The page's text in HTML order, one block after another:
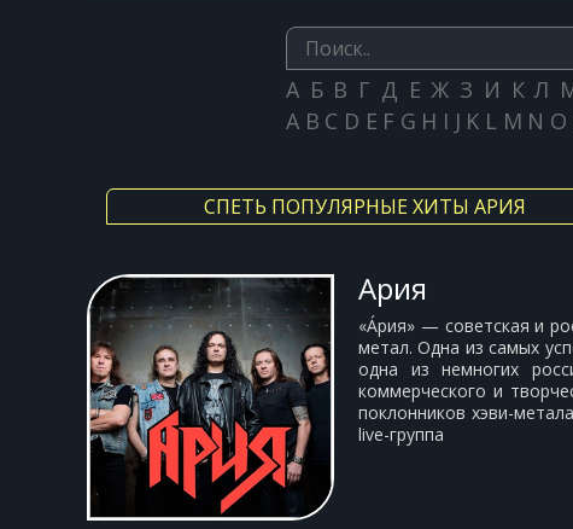
А Б В Г Д Е Ж З И К Л
A B C D E F G H I J K L M N O
СПЕТЬ ПОПУЛЯРНЫЕ ХИТЫ АРИЯ
Ария
«А́рия» — советская и
метал. Одна из самых
одна из немногих
коммерческого и
поклонников хэви-
live-группа